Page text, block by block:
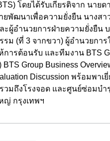
โดยได้รับเกียรติจาก นาย
ยพัฒนาเพื่อความยั่งยืน นางส
ะผู้อำนวยการฝ่ายความยั่งยืน
รม (ที่ 3 จากขวา) ผู้อำนวยก
การต้อนรับ และทีมงาน BTS
BTS Group Business
Discussion พร้อมพา
วมถึงโรงจอด และศูนย์ซ่อมบ
ญ่ กรุงเทพฯ